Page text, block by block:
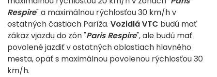
Respire"a maximálnou rýchlosťou 30 km/h v
ostatných častiach Paríža. Vozidlá VTC budú mať
zákaz vjazdu do zón "Paris Respire", ale budú mať
povolené jazdiť v ostatných oblastiach hlavného
mesta, opäť s maximálnou povolenou rýchlosťou 30
km/h.